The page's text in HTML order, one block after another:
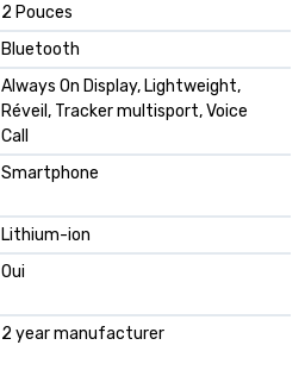
‎2 Pouces
‎Bluetooth
‎Always On Display, Lightweight,
Réveil, Tracker multisport, Voice
Call
‎Smartphone
‎Lithium-ion
‎Oui
‎2 year manufacturer